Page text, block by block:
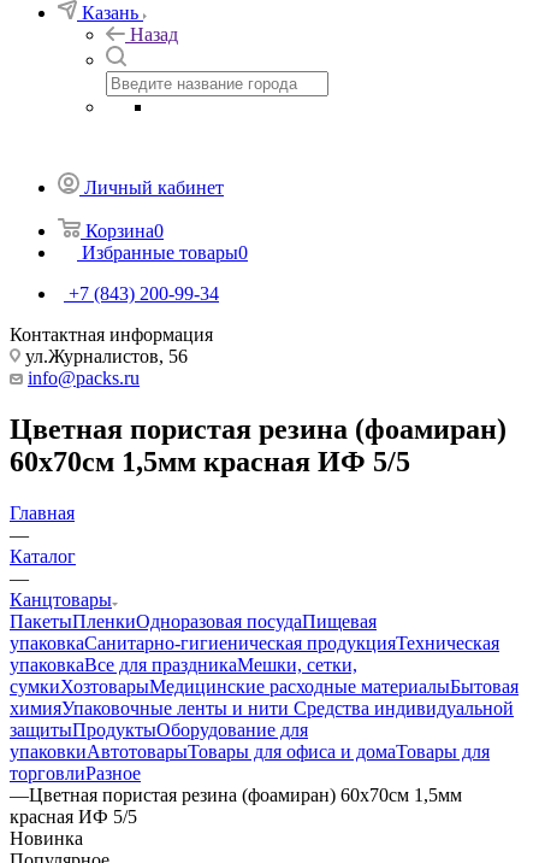
Казань
Назад
Личный кабинет
Корзина0
Избранные товары0
+7 (843) 200-99-34
Контактная информация
ул.Журналистов, 56
info@packs.ru
Цветная пористая резина (фоамиран)
60х70см 1,5мм красная ИФ 5/5
Главная
—
Каталог
—
Канцтовары
ПакетыПленкиОдноразовая посудаПищевая
упаковкаСанитарно-гигиеническая продукцияТехническая
упаковкаВсе для праздникаМешки, сетки,
сумкиХозтоварыМедицинские расходные материалыБытовая
химияУпаковочные ленты и нити Средства индивидуальной
защитыПродуктыОборудование для
упаковкиАвтотоварыТовары для офиса и домаТовары для
торговлиРазное
—Цветная пористая резина (фоамиран) 60х70см 1,5мм
красная ИФ 5/5
Новинка